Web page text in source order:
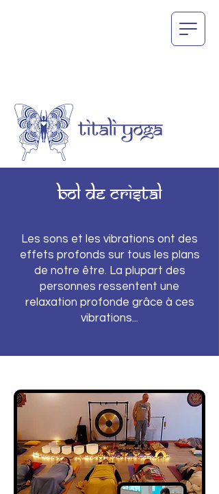
BOL DE CRISTAL
Les sons et les vibrations ont des
effets profonds sur tous les plans
de notre être. La plupart des
personnes ressentent une
relaxation profonde grâce à ces
vibrations...